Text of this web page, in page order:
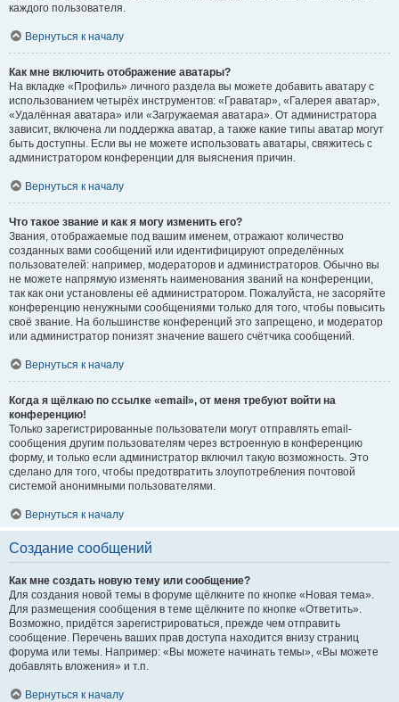
каждого пользователя.
Вернуться к началу
Как мне включить отображение аватары?
На вкладке «Профиль» личного раздела вы можете добавить аватару с
использованием четырёх инструментов: «Граватар», «Галерея аватар»,
«Удалённая аватара» или «Загружаемая аватара». От администратора
зависит, включена ли поддержка аватар, а также какие типы аватар могут
быть доступны. Если вы не можете использовать аватары, свяжитесь с
администратором конференции для выяснения причин.
Вернуться к началу
Что такое звание и как я могу изменить его?
Звания, отображаемые под вашим именем, отражают количество
созданных вами сообщений или идентифицируют определённых
пользователей: например, модераторов и администраторов. Обычно вы
не можете напрямую изменять наименования званий на конференции,
так как они установлены её администратором. Пожалуйста, не засоряйте
конференцию ненужными сообщениями только для того, чтобы повысить
своё звание. На большинстве конференций это запрещено, и модератор
или администратор понизят значение вашего счётчика сообщений.
Вернуться к началу
Когда я щёлкаю по ссылке «email», от меня требуют войти на
конференцию!
Только зарегистрированные пользователи могут отправлять email-
сообщения другим пользователям через встроенную в конференцию
форму, и только если администратор включил такую возможность. Это
сделано для того, чтобы предотвратить злоупотребления почтовой
системой анонимными пользователями.
Вернуться к началу
Создание сообщений
Как мне создать новую тему или сообщение?
Для создания новой темы в форуме щёлкните по кнопке «Новая тема».
Для размещения сообщения в теме щёлкните по кнопке «Ответить».
Возможно, придётся зарегистрироваться, прежде чем отправить
сообщение. Перечень ваших прав доступа находится внизу страниц
форума или темы. Например: «Вы можете начинать темы», «Вы можете
добавлять вложения» и т.п.
Вернуться к началу